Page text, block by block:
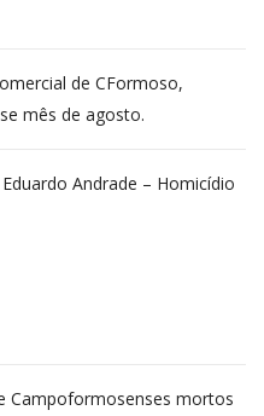
de CFormoso,
mês de agosto.
Andrade – Homicídio
Campoformosenses mortos